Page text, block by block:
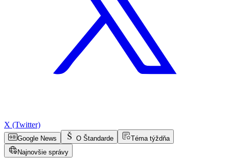
X (Twitter)
Google News O Štandarde
Téma týždňa
Najnovšie správy